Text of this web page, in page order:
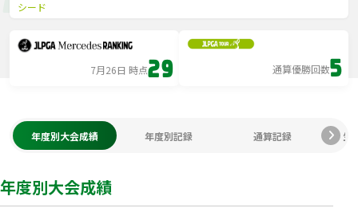
シード
7月26日 時点29 通算優勝回数5
年度別大会成績 年度別記録 通算記録 生
年度別大会成績